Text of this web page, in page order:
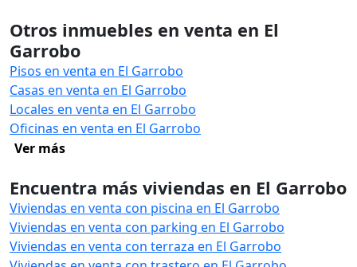
Otros inmuebles en venta en El
Garrobo
Pisos en venta en El Garrobo
Casas en venta en El Garrobo
Locales en venta en El Garrobo
Oficinas en venta en El Garrobo
Ver más
Encuentra más viviendas en El Garrobo
Viviendas en venta con piscina en El Garrobo
Viviendas en venta con parking en El Garrobo
Viviendas en venta con terraza en El Garrobo